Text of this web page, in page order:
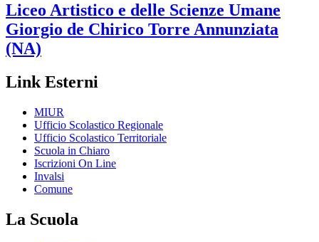
Liceo Artistico e delle Scienze Umane
Giorgio de Chirico Torre Annunziata
(NA)
Link Esterni
MIUR
Ufficio Scolastico Regionale
Ufficio Scolastico Territoriale
Scuola in Chiaro
Iscrizioni On Line
Invalsi
Comune
La Scuola